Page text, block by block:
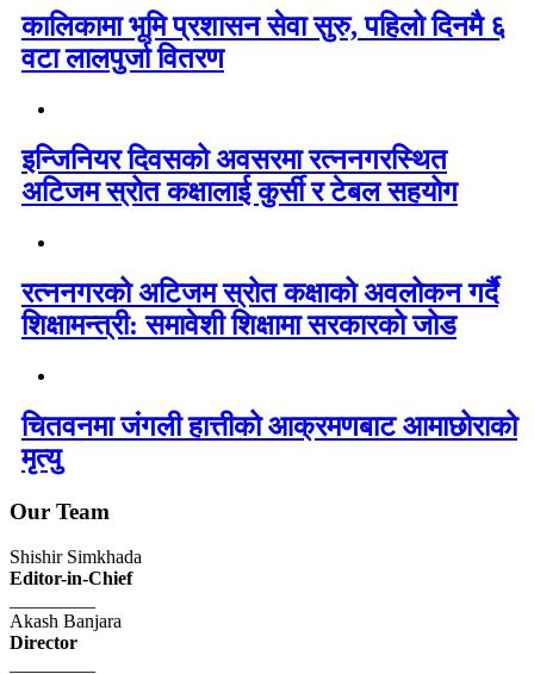
कालिकामा भूमि प्रशासन सेवा सुरु, पहिलो दिनमै ६
वटा लालपुर्जा वितरण
इन्जिनियर दिवसको अवसरमा रत्ननगरस्थित
अटिजम स्रोत कक्षालाई कुर्सी र टेबल सहयोग
रत्ननगरको अटिजम स्रोत कक्षाको अवलोकन गर्दै
शिक्षामन्त्री: समावेशी शिक्षामा सरकारको जोड
चितवनमा जंगली हात्तीको आक्रमणबाट आमाछोराको
मृत्यु
Our Team
Shishir Simkhada
Editor-in-Chief
Akash Banjara
Director